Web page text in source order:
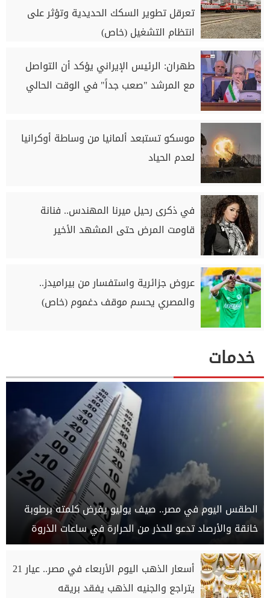
تعرقل تطوير السكك الحديدية وتؤثر على
انتظام التشغيل (خاص)
طهران: الرئيس الإيراني يؤكد أن التواصل
مع المرشد "صعب جداً" في الوقت الحالي
موسكو تستبعد ألمانيا من وساطة أوكرانيا
لعدم الحياد
في ذكرى رحيل ميرنا المهندس.. فنانة
قاومت المرض حتى المشهد الأخير
عروض جزائرية واستفسار من بيراميدز..
والمصري يحسم موقف دغموم (خاص)
خدمات
الطقس اليوم في مصر.. صيف يوليو يفرض كلمته برطوبة
خانقة والأرصاد تدعو للحذر من الحرارة في ساعات الذروة
أسعار الذهب اليوم الأربعاء في مصر.. عيار 21
يتراجع والجنيه الذهب يفقد بريقه